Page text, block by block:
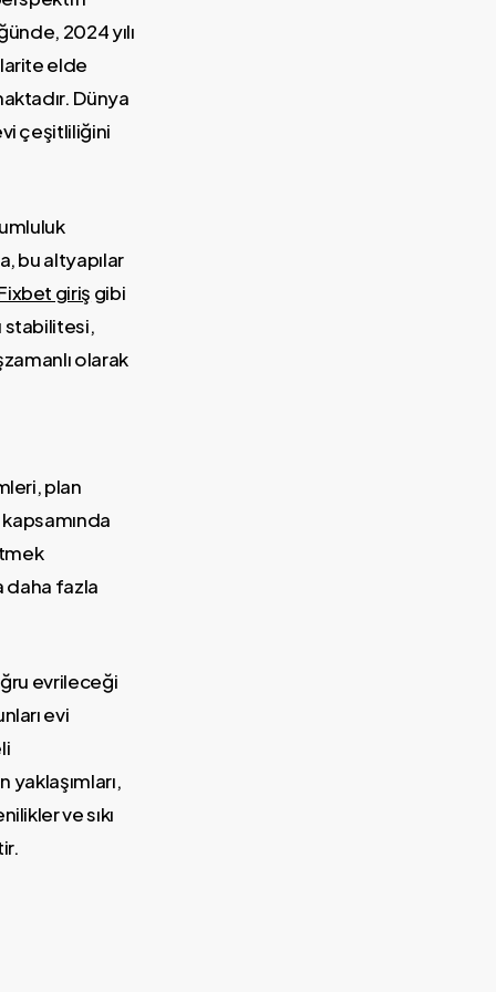
2024 yılı
elde
Dünya
çeşitliliğini
bu altyapılar
giriş gibi
stabilitesi,
olarak
plan
daha fazla
evrileceği
evi
ve sıkı